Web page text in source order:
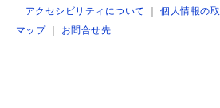
アクセシビリティについて ｜個人情報の
マップ｜ お問合せ先